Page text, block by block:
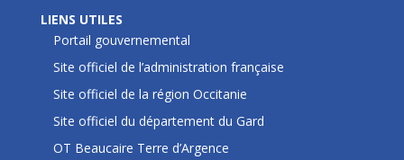
LIENS UTILES
Portail gouvernemental
Site officiel de l’administration française
Site officiel de la région Occitanie
Site officiel du département du Gard
OT Beaucaire Terre d’Argence